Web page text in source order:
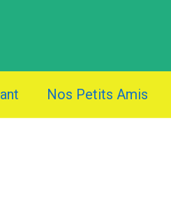
Nos Petits Amis